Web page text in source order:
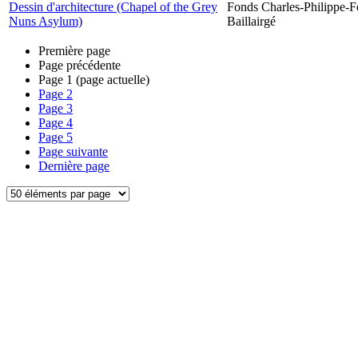
Dessin d'architecture (Chapel of the Grey
Nuns Asylum)
Fonds Charles-Philippe-
Baillairgé
Première page
Page précédente
Page 1 (page actuelle)
Page 2
Page 3
Page 4
Page 5
Page suivante
Dernière page